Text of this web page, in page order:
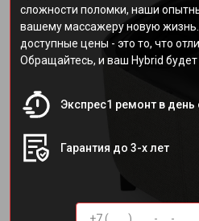
сложности поломки, наши
вашему массажеру новую
доступные цены - это то, что
Обращайтесь, и ваш Hybrid
Экспрес1 ремонт в
Гарантия до 3-х лет